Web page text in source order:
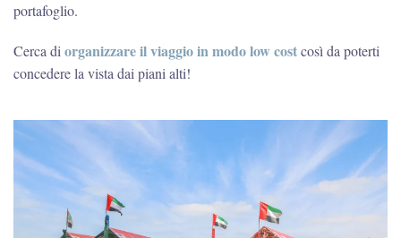
portafoglio.
Cerca di organizzare il viaggio in modo low costcosì da poterti
concedere la vista dai piani alti!